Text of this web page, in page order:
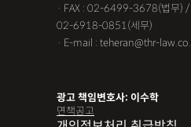
· FAX : 02-6499-3678(법무
02-6918-0851(세무)
· E-mail : teheran@thr-
광고 책임변호사: 이수학
면책공고